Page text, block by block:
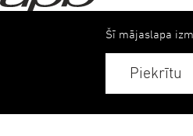
Šī mājaslapa
Piekrītu